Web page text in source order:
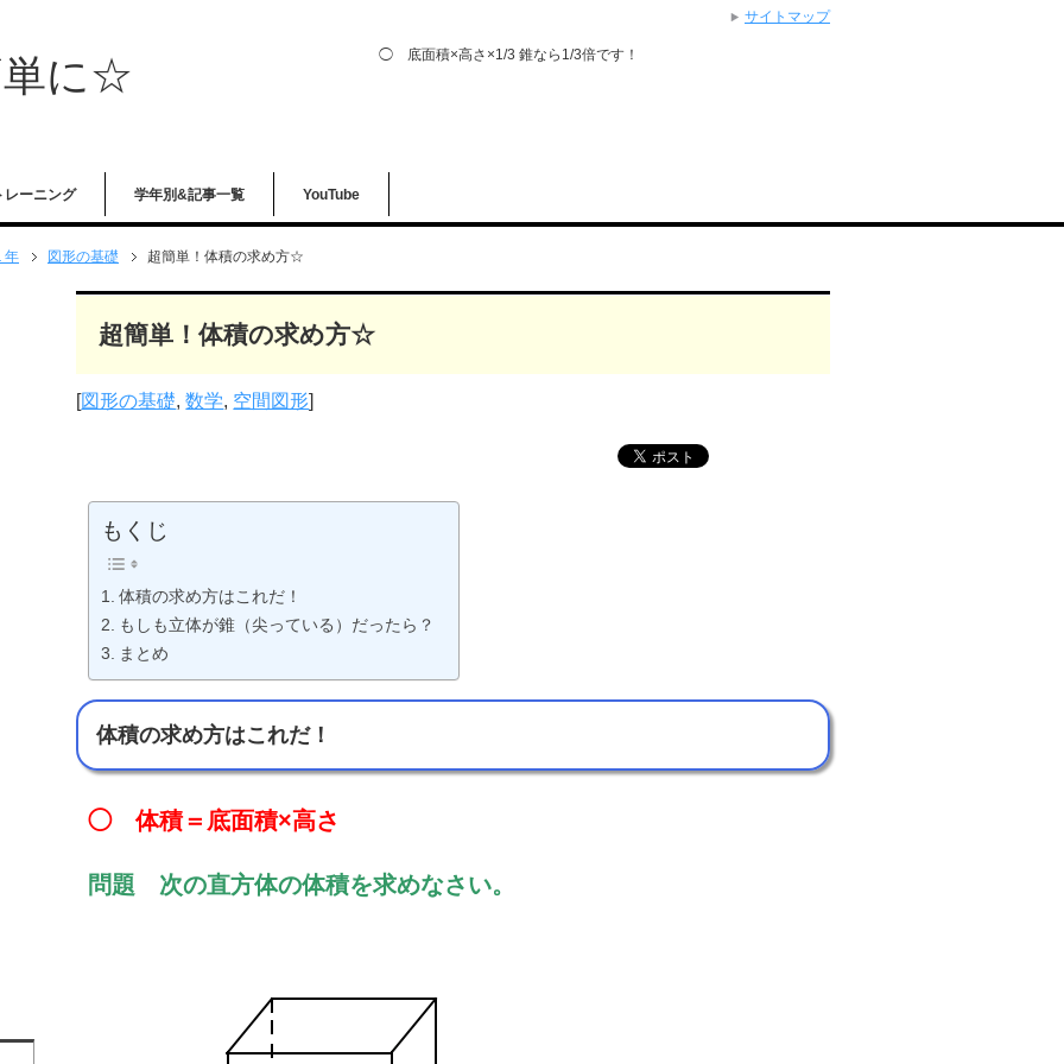
単に☆ ◯ 底面積×高さ×1/3 錐なら1/3倍です！
レーニング 学年別&記事一覧 YouTube
年 図形の基礎 超簡単！体積の求め方☆
超簡単！体積の求め方☆
[図形の基礎,数学, 空間図形]
もくじ
体積の求め方はこれだ！
もしも立体が錐（尖っている）だったら？
まとめ
体積の求め方はこれだ！
◯ 体積＝底面積×高さ
問題 次の直方体の体積を求めなさい。
サイトマップ